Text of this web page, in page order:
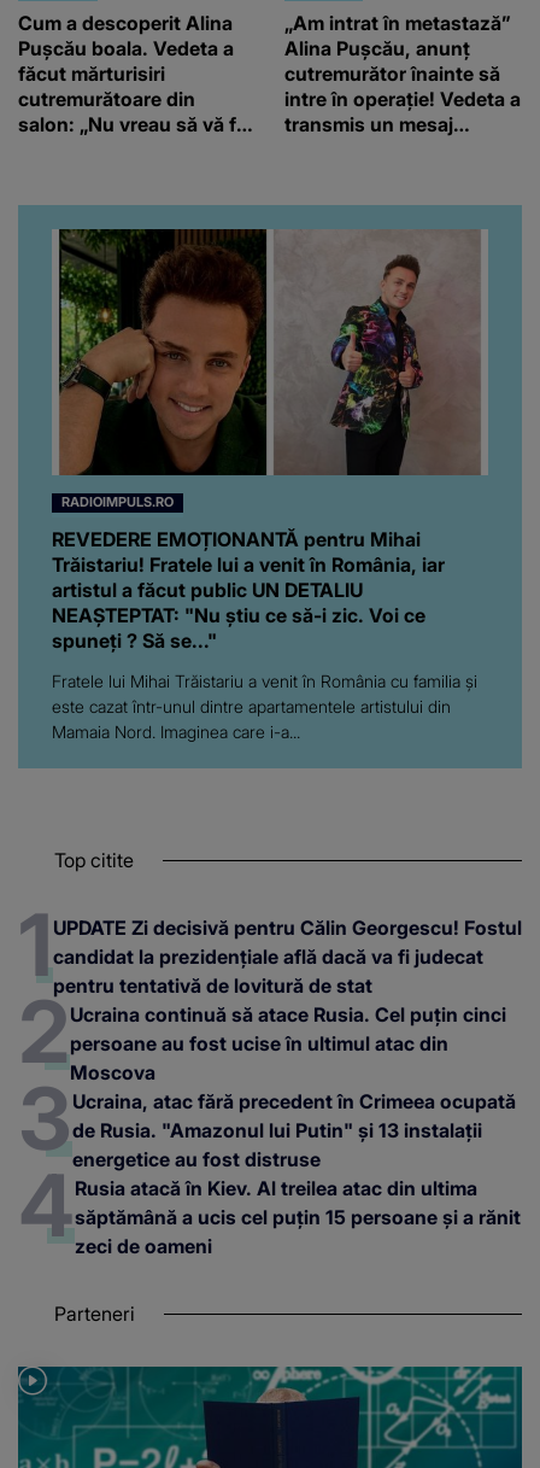
Cum a descoperit Alina
Pușcău boala. Vedeta a
făcut mărturisiri
cutremurătoare din
salon: „Nu vreau să vă fie
„Am intrat în metastază”
Alina Pușcău, anunț
cutremurător înainte să
intre în operație! Vedeta a
transmis un mesaj
RADIOIMPULS.RO
REVEDERE EMOȚIONANTĂ pentru Mihai
Trăistariu! Fratele lui a venit în România, iar
artistul a făcut public UN DETALIU
NEAȘTEPTAT: "Nu știu ce să-i zic. Voi ce
spuneți ? Să se..."
Fratele lui Mihai Trăistariu a venit în România cu familia și
este cazat într-unul dintre apartamentele artistului din
Mamaia Nord. Imaginea care i-a...
Top citite
UPDATE Zi decisivă pentru Călin Georgescu! Fostul
candidat la prezidențiale află dacă va fi judecat
pentru tentativă de lovitură de stat
Ucraina continuă să atace Rusia. Cel puțin cinci
persoane au fost ucise în ultimul atac din
Moscova
Ucraina, atac fără precedent în Crimeea ocupată
de Rusia. "Amazonul lui Putin" și 13 instalații
energetice au fost distruse
Rusia atacă în Kiev. Al treilea atac din ultima
săptămână a ucis cel puțin 15 persoane și a rănit
zeci de oameni
Parteneri